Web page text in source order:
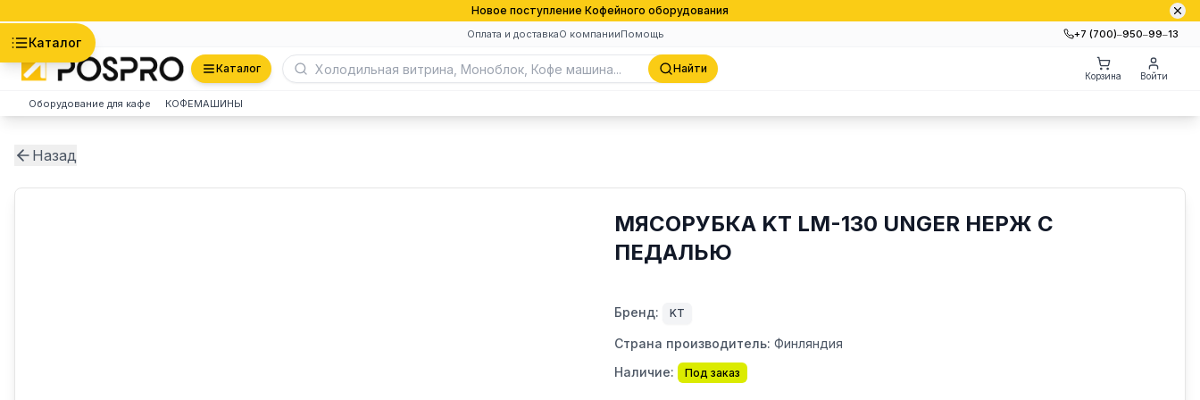
Новое поступление Кофейного оборудования
Оплата и доставкаО компанииПомощь +7 (700)‒950‒99‒13
Каталог
Каталог Найти
Корзина Войти
Оборудование для кафе КОФЕМАШИНЫ
Назад
МЯСОРУБКА KT LM-130 UNGER НЕРЖ С
ПЕДАЛЬЮ
Бренд: KT
Страна производитель: Финляндия
Наличие:
Под заказ